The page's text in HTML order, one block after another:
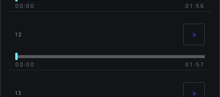
00:00 01:56
12
00:00 01:57
13